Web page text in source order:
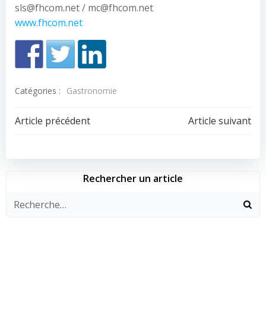
sls@fhcom.net / mc@fhcom.net
www.fhcom.net
Catégories : Gastronomie
Navigation
de
l’article
Article précédent
Navigation
de
l’article
Article suivant
Rechercher un article